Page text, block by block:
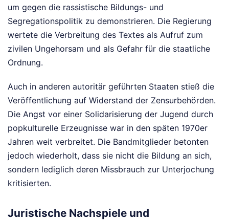
um gegen die rassistische Bildungs- und
Segregationspolitik zu demonstrieren. Die Regierung
wertete die Verbreitung des Textes als Aufruf zum
zivilen Ungehorsam und als Gefahr für die staatliche
Ordnung.
Auch in anderen autoritär geführten Staaten stieß die
Veröffentlichung auf Widerstand der Zensurbehörden.
Die Angst vor einer Solidarisierung der Jugend durch
popkulturelle Erzeugnisse war in den späten 1970er
Jahren weit verbreitet. Die Bandmitglieder betonten
jedoch wiederholt, dass sie nicht die Bildung an sich,
sondern lediglich deren Missbrauch zur Unterjochung
kritisierten.
Juristische Nachspiele und